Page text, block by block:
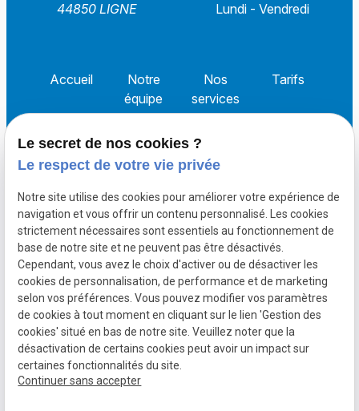
44850 LIGNE
Lundi - Vendredi
Accueil
Notre
équipe
Nos
services
Tarifs
Actualités
Mentions légales
Politique de
confidentialité
Gestion
des
cookies
Plan du
site
Siret :
53075274000015
Le secret de nos cookies ?
Le respect de votre vie privée
Notre site utilise des cookies pour améliorer votre expérience de
navigation et vous offrir un contenu personnalisé. Les cookies
strictement nécessaires sont essentiels au fonctionnement de
base de notre site et ne peuvent pas être désactivés.
Cependant, vous avez le choix d'activer ou de désactiver les
cookies de personnalisation, de performance et de marketing
selon vos préférences. Vous pouvez modifier vos paramètres
de cookies à tout moment en cliquant sur le lien 'Gestion des
cookies' situé en bas de notre site. Veuillez noter que la
désactivation de certains cookies peut avoir un impact sur
certaines fonctionnalités du site.
Continuer sans accepter